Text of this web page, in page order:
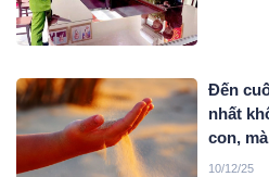
Đến
nhất
con,
10/12/25